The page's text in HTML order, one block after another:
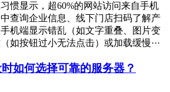
惯显示，超60%的网站访问来自手机
查询企业信息、线下门店扫码了解产
机端显示错乱（如文字重叠、图片变
如按钮过小无法点击）或加载缓慢···
如何选择可靠的服务器？